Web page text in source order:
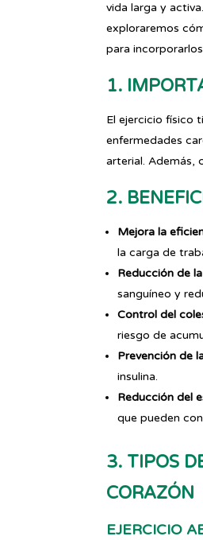
vida larga y
exploraremos
para
1.
El ejercicio físico
enfermedades
arterial. Además,
2.
Mejora la
la carga de
Reducción de
sanguíneo y
Control del
riesgo de
Prevención de
insulina.
Reducción del
que pueden
3. TIPOS
CORAZÓN
EJERCICIO